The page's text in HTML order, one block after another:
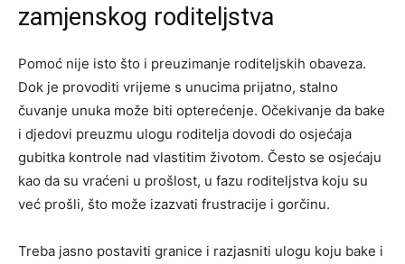
zamjenskog roditeljstva
Pomoć nije isto što i preuzimanje roditeljskih obaveza.
Dok je provoditi vrijeme s unucima prijatno, stalno
čuvanje unuka može biti opterećenje. Očekivanje da bake
i djedovi preuzmu ulogu roditelja dovodi do osjećaja
gubitka kontrole nad vlastitim životom. Često se osjećaju
kao da su vraćeni u prošlost, u fazu roditeljstva koju su
već prošli, što može izazvati frustracije i gorčinu.
Treba jasno postaviti granice i razjasniti ulogu koju bake i